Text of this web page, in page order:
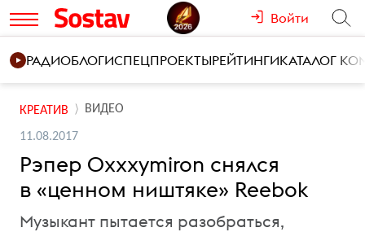
Войти
РАДИОБЛОГИСПЕЦПРОЕКТЫРЕЙТИНГИКАТАЛОГ
КРЕАТИВ ВИДЕО
11.08.2017
Рэпер Oxxxymiron снялся
в «ценном ништяке» Reebok
Музыкант пытается разобраться,